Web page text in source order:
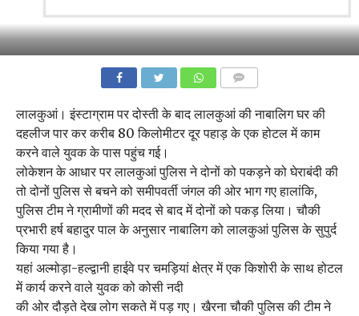
लालकुआं। इंस्टाग्राम पर दोस्ती के बाद लालकुआं की नाबालिग घर की
दहलीज पार कर करीब 80 किलोमीटर दूर पहाड़ के एक होटल में काम
करने वाले युवक के पास पहुंच गई।
लोकेशन के आधार पर लालकुआं पुलिस ने दोनों को पकड़ने को घेराबंदी की
तो दोनों पुलिस से बचने को समीपवर्ती जंगल की ओर भाग गए हालांकि,
पुलिस टीम ने ग्रामीणों की मदद से बाद में दोनों को पकड़ लिया। चौकी
प्रभारी हर्ष बहादुर पाल के अनुसार नाबालिग को लालकुआं पुलिस के सुपुर्द
किया गया है।
यहां अल्मोड़ा-हल्द्वानी हाईवे पर चमड़ियां क्षेत्र में एक किशोरी के साथ होटल
में कार्य करने वाले युवक को कोसी नदी
की ओर दौड़ते देख लोग सकते में पड़ गए। खैरना चौकी पुलिस की टीम ने